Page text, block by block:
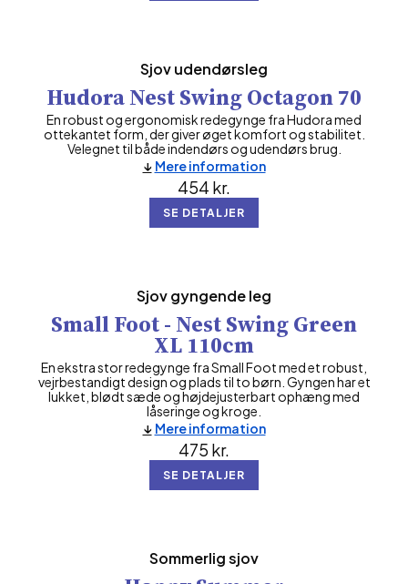
Sjov udendørsleg
Hudora Nest Swing Octagon 70
En robust og ergonomisk redegynge fra Hudora med
ottekantet form, der giver øget komfort og stabilitet.
Velegnet til både indendørs og udendørs brug.
454 kr.
SE DETALJER
Mere information
Sjov gyngende leg
Small Foot - Nest Swing Green
XL 110cm
En ekstra stor redegynge fra Small Foot med et robust,
vejrbestandigt design og plads til to børn. Gyngen har et
lukket, blødt sæde og højdejusterbart ophæng med
låseringe og kroge.
475 kr.
SE DETALJER
Mere information
Sommerlig sjov